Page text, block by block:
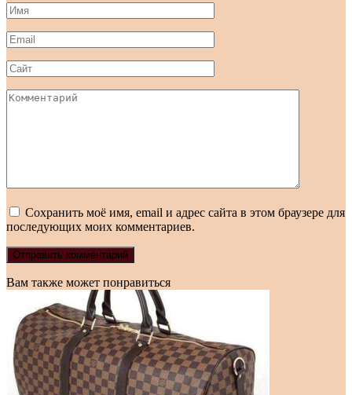
Имя
*
Email
*
Сайт
Комментарий
Сохранить моё имя, email и адрес сайта в этом браузере для
последующих моих комментариев.
Вам также может понравиться